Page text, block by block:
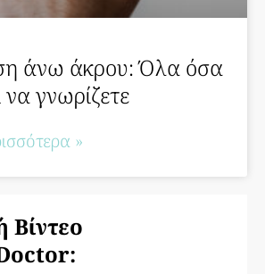
άνω άκρου: Όλα όσα
να γνωρίζετε
»
Βίντεο